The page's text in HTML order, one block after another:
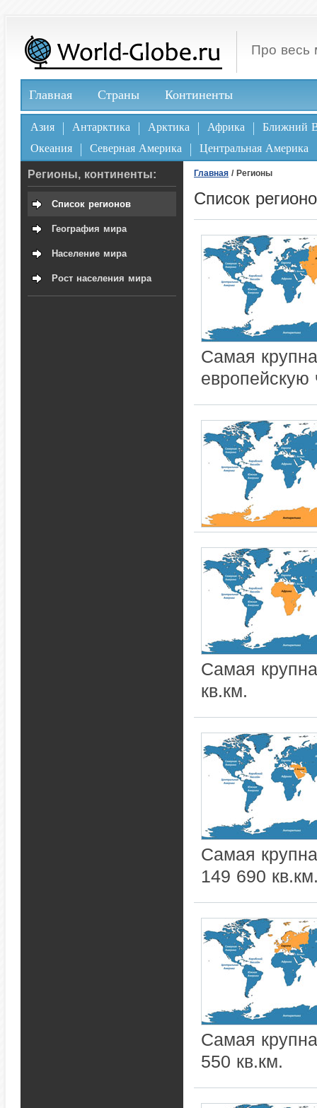
Про весь
Главная Страны Континенты
Азия Антарктика Арктика Африка
Ближний
Океания
Северная Америка Центральная Америка
Главная / Регионы
Список
Самая
европейскую
Самая
кв.км.
Самая
149 690
Самая
550 кв.км.
Регионы, континенты:
Список регионов
География мира
Население мира
Рост населения мира